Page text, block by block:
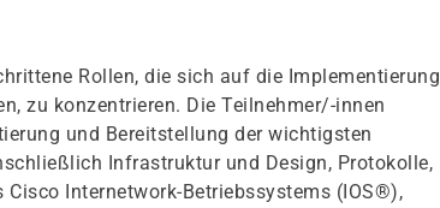
Rollen, die sich auf die Implementierung
zu konzentrieren. Die Teilnehmer/-innen
und Bereitstellung der wichtigsten
Infrastruktur und Design, Protokolle,
Cisco Internetwork-Betriebssystems (IOS®),